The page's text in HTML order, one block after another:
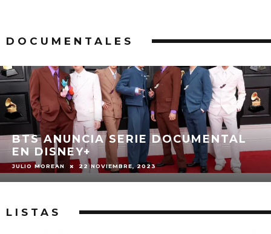
DOCUMENTALES
BTS ANUNCIA SERIE DOCUMENTAL
EN DISNEY+
JULIO MOREAN 22 NOVIEMBRE, 2023
LISTAS